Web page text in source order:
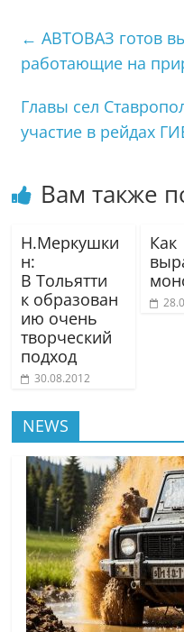
← АВТОВАЗ готов
работающие на
Главы сел
участие в рейдах
Вам также
Н.Меркушки
н:
В Тольятти
к образован
ию очень
творческий
подход
30.08.2012
Как
NEWS